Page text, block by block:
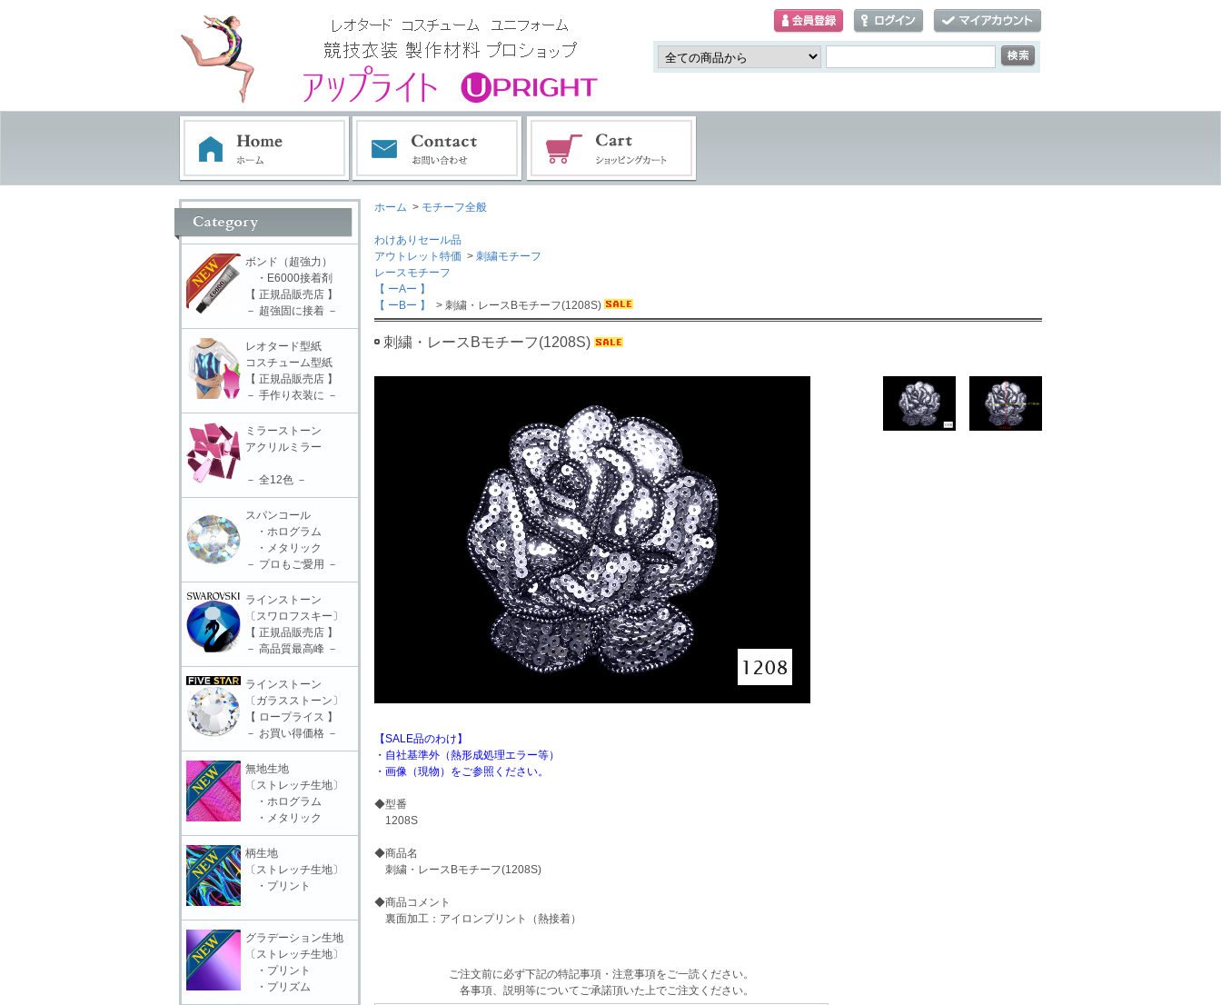
ホーム > モチーフ全般
わけありセール品
アウトレット特価 > 刺繍モチーフ
レースモチーフ
【 ーAー 】
【 ーBー 】
> 刺繍・レースBモチーフ(1208S)
刺繍・レースBモチーフ(1208S)
【SALE品のわけ】
・自社基準外（熱形成処理エラー等）
・画像（現物）をご参照ください。
◆型番
1208S
◆商品名
刺繍・レースBモチーフ(1208S)
◆商品コメント
裏面加工：アイロンプリント（熱接着）
ご注文前に必ず下記の特記事項・注意事項をご一読ください。
各事項、説明等についてご承諾頂いた上でご注文ください。
ボンド（超強力）
・E6000接着剤
【 正規品販売店 】
－ 超強固に接着 －
レオタード型紙
コスチューム型紙
【 正規品販売店 】
－ 手作り衣装に －
ミラーストーン
アクリルミラー
－ 全12色 －
スパンコール
・ホログラム
・メタリック
－ プロもご愛用 －
ラインストーン
〔スワロフスキー〕
【 正規品販売店 】
－ 高品質最高峰 －
ラインストーン
〔ガラスストーン〕
【 ロープライス 】
－ お買い得価格 －
無地生地
〔ストレッチ生地〕
・ホログラム
・メタリック
柄生地
〔ストレッチ生地〕
・プリント
グラデーション生地
〔ストレッチ生地〕
・プリント
・プリズム